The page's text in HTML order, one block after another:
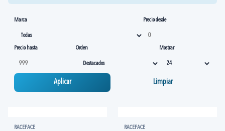
Marca Precio desde
Precio hasta Orden Mostrar
Aplicar Limpiar
RACEFACE RACEFACE